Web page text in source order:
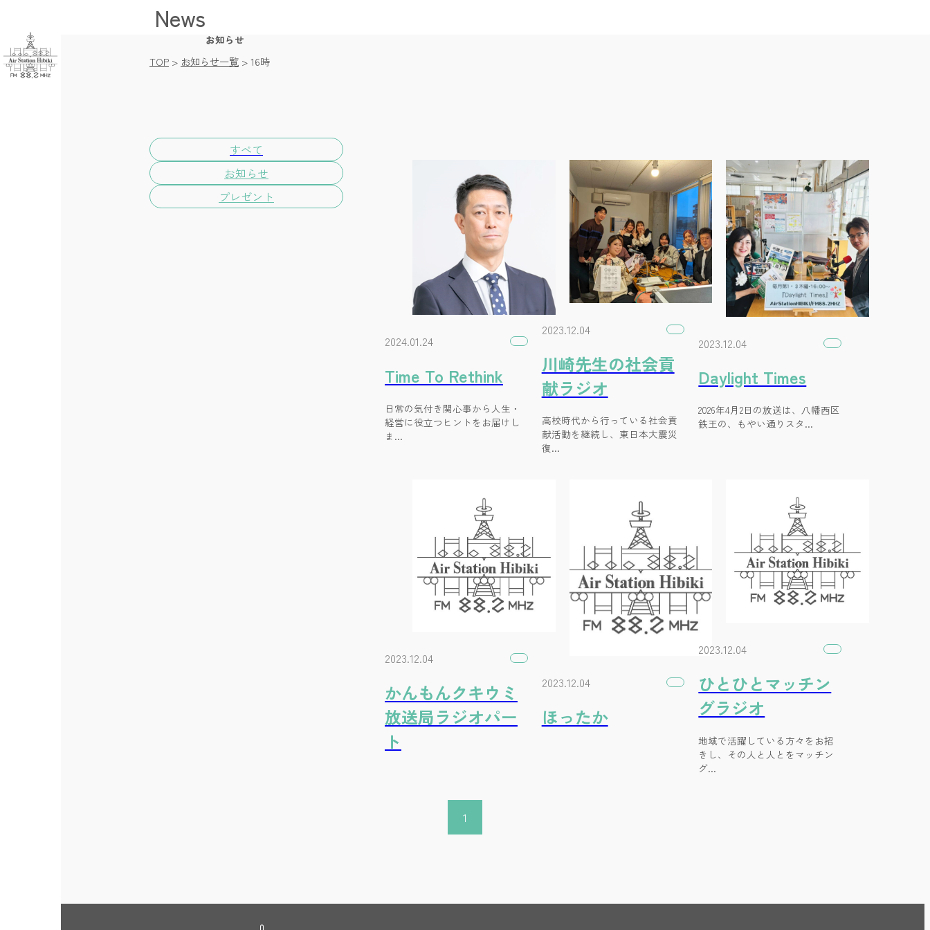
Time Table / 番組表
News / お知らせ・プレゼント
Message / メッセージ・リクエスト
Facebook / フェイスブック
News
お知らせ
TOP > お知らせ一覧 >16時
すべて
お知らせ
プレゼント
2024.01.24
Time To Rethink
日常の気付き関心事から人生・
経営に役立つヒントをお届けし
ま…
2023.12.04
川崎先生の社会貢
献ラジオ
高校時代から行っている社会貢
献活動を継続し、東日本大震災
復…
2023.12.04
Daylight Times
2026年4月2日の放送は、八幡西区
鉄王の、もやい通りスタ…
2023.12.04
かんもんクキウミ
放送局ラジオパー
ト
2023.12.04
ほったか
2023.12.04
ひとひとマッチン
グラジオ
地域で活躍している方々をお招
きし、その人と人とをマッチン
グ…
1